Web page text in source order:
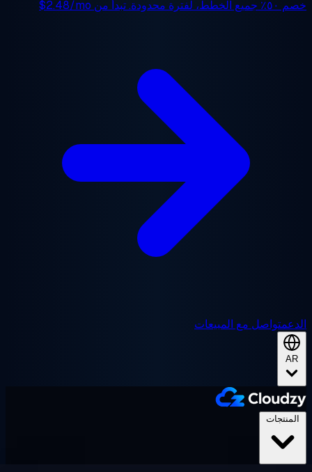
جميع الخطط، لفترة محدودة. تبدأ من$2.48/mo
مع المبيعات